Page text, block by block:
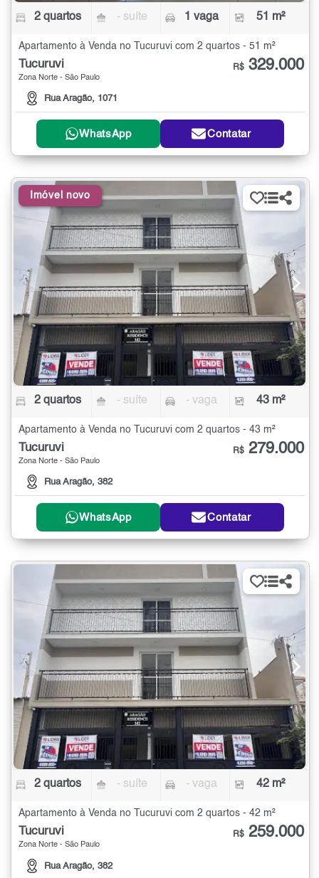
2 quartos - suíte 1 vaga 51 m²
Apartamento à Venda no Tucuruvi com 2 quartos - 51 m²
Tucuruvi
Zona Norte - São Paulo
Rua Aragão, 1071
R$ 329.000
WhatsApp Contatar
Imóvel novo
2 quartos - suíte - vaga 43 m²
Apartamento à Venda no Tucuruvi com 2 quartos - 43 m²
Tucuruvi
Zona Norte - São Paulo
Rua Aragão, 382
R$ 279.000
WhatsApp Contatar
2 quartos - suíte - vaga 42 m²
Apartamento à Venda no Tucuruvi com 2 quartos - 42 m²
Tucuruvi
Zona Norte - São Paulo
Rua Aragão, 382
R$ 259.000